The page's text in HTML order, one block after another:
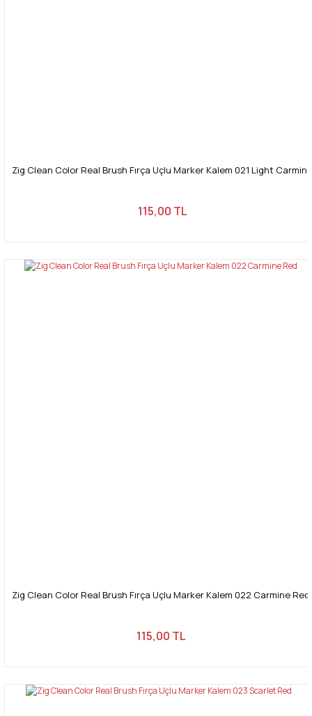
Zig Clean Color Real Brush Fırça Uçlu Marker Kalem 021 Light Carmine
115,00 TL
Zig Clean Color Real Brush Fırça Uçlu Marker Kalem 022 Carmine Red
115,00 TL